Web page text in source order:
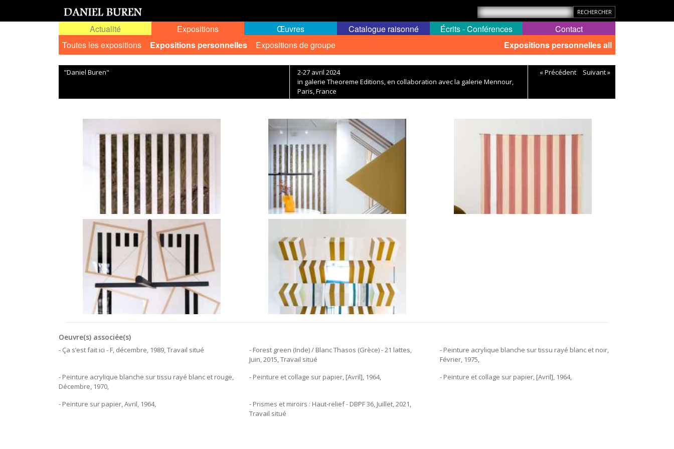
Actualité
Expositions
Toutes les expositions
Expositions personnelles Expositions de groupe Expositions personnelles all
Œuvres Catalogue raisonné Écrits - Conférences Contact
"Daniel Buren"
2-27 avril 2024
in galerie Theoreme Editions, en collaboration avec la galerie Mennour,
Paris, France
« Précédent Suivant »
Oeuvre(s) associée(s)
- Ça s’est fait ici - F, décembre, 1989, Travail situé
- Forest green (Inde) / Blanc Thasos (Grèce) - 21 lattes,
Juin, 2015, Travail situé
- Peinture acrylique blanche sur tissu rayé blanc et noir,
Février, 1975,
- Peinture acrylique blanche sur tissu rayé blanc et rouge,
Décembre, 1970,
- Peinture et collage sur papier, [Avril], 1964, - Peinture et collage sur papier, [Avril], 1964,
- Peinture sur papier, Avril, 1964,
- Prismes et miroirs : Haut-relief - DBPF 36, Juillet, 2021,
Travail situé